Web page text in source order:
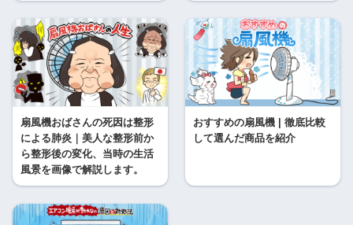
扇風機おばさんの死因は整形
による肺炎｜美人な整形前か
ら整形後の変化、当時の生活
風景を画像で解説します。
おすすめの扇風機 | 徹底比較
して選んだ商品を紹介